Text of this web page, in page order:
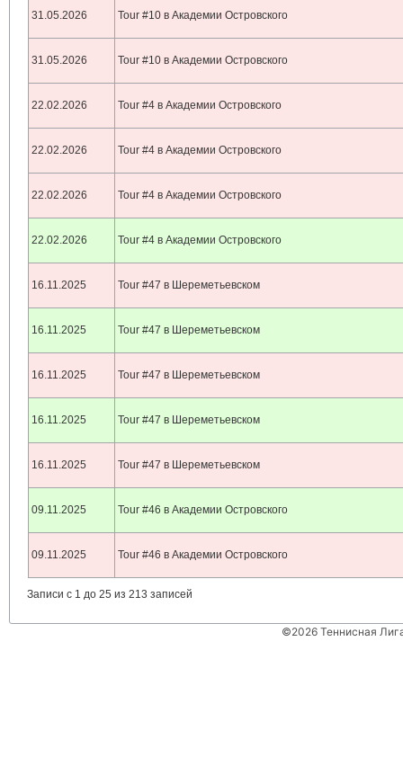
31.05.2026 Tour #10 в Академии Островского
31.05.2026 Tour #10 в Академии Островского
22.02.2026 Tour #4 в Академии Островского
22.02.2026 Tour #4 в Академии Островского
22.02.2026 Tour #4 в Академии Островского
22.02.2026 Tour #4 в Академии Островского
16.11.2025 Tour #47 в Шереметьевском
16.11.2025 Tour #47 в Шереметьевском
16.11.2025 Tour #47 в Шереметьевском
16.11.2025 Tour #47 в Шереметьевском
16.11.2025 Tour #47 в Шереметьевском
09.11.2025 Tour #46 в Академии Островского
09.11.2025 Tour #46 в Академии Островского
Записи с 1 до 25 из 213 записей
©2026 Теннисная